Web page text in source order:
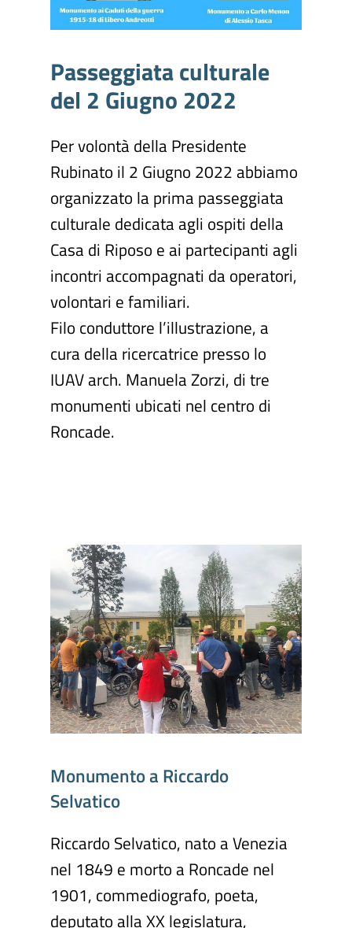
Passeggiataculturale
del 2 Giugno 2022
Per volontà della Presidente
Rubinato il 2 Giugno 2022 abbiamo
organizzato la prima passeggiata
culturale dedicata agli ospiti della
Casa di Riposo e ai partecipanti agli
incontri accompagnati da operatori,
volontari e familiari.
Filo conduttore l’illustrazione, a
cura della ricercatrice presso lo
IUAV arch. Manuela Zorzi, di tre
monumenti ubicati nel centro di
Roncade.
MonumentoaRiccardo
Selvatico
Riccardo Selvatico, nato a Venezia
nel 1849 e morto a Roncade nel
1901, commediografo, poeta,
deputato alla XX legislatura,